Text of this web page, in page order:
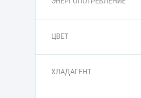
ЦВЕТ
ХЛАДАГЕНТ